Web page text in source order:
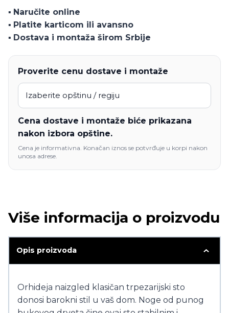
▪️ Naručite online
▪️ Platite karticom ili avansno
▪️ Dostava i montaža širom Srbije
Proverite cenu dostave i montaže
Cena dostave i montaže biće prikazana
nakon izbora opštine.
Cena je informativna. Konačan iznos se potvrđuje u korpi nakon
unosa adrese.
Više informacija o proizvodu
Opis proizvoda
Orhideja naizgled klasičan trpezarijski sto
donosi barokni stil u vaš dom. Noge od punog